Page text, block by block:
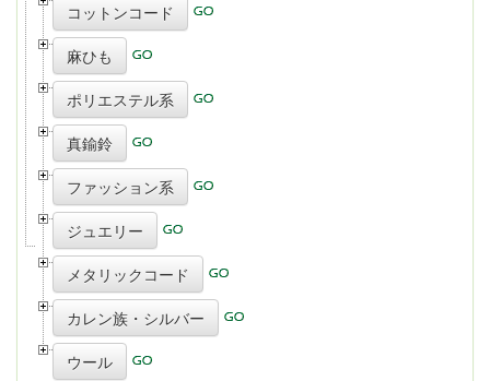
コットンコード
麻ひも
ポリエステル系
真鍮鈴
ファッション系
ジュエリー
メタリックコード
カレン族・シルバー
ウール